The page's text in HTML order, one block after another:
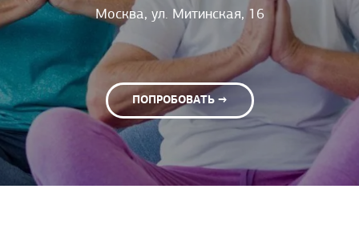
Москва, ул. Митинская, 16
ПОПРОБОВАТЬ →